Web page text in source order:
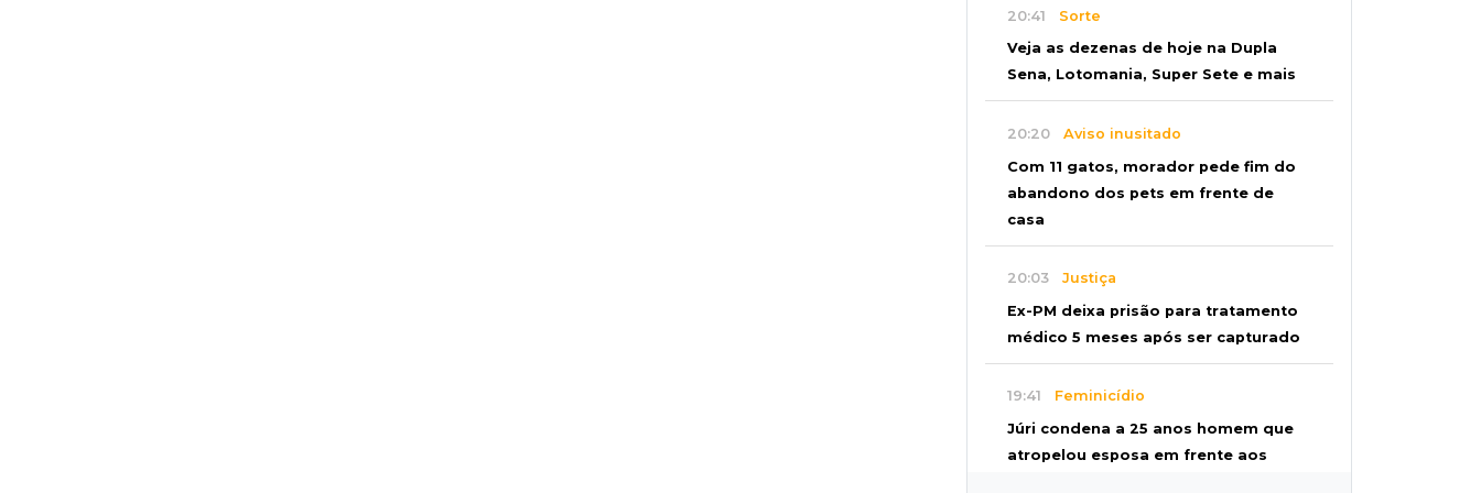
20:41 Sorte
Veja as dezenas de hoje na Dupla
Sena, Lotomania, Super Sete e mais
20:20 Aviso inusitado
Com 11 gatos, morador pede fim do
abandono dos pets em frente de
casa
20:03 Justiça
Ex-PM deixa prisão para tratamento
médico 5 meses após ser capturado
19:41 Feminicídio
Júri condena a 25 anos homem que
atropelou esposa em frente aos